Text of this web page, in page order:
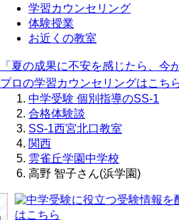
学習カウンセリング
体験授業
お近くの教室
「夏の成果に不安を感じたら、今
プロの学習カウンセリングはこち
中学受験 個別指導のSS-1
合格体験談
SS-1西宮北口教室
関西
雲雀丘学園中学校
高野 智子さん(浜学園)